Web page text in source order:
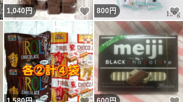
いいね！
1,040円 いいね！
800 円